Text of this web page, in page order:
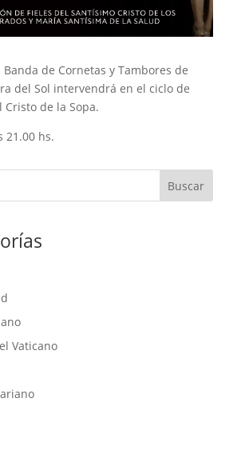
Banda de Cornetas y Tambores de
del Sol intervendrá en el ciclo de
de la Sopa.
21.00 hs.
Buscar
Vaticano